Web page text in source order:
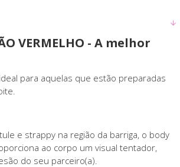
VERMELHO - A melhor
para aquelas que estão preparadas
e strappy na região da barriga, o body
ao corpo um visual tentador,
do seu parceiro(a).